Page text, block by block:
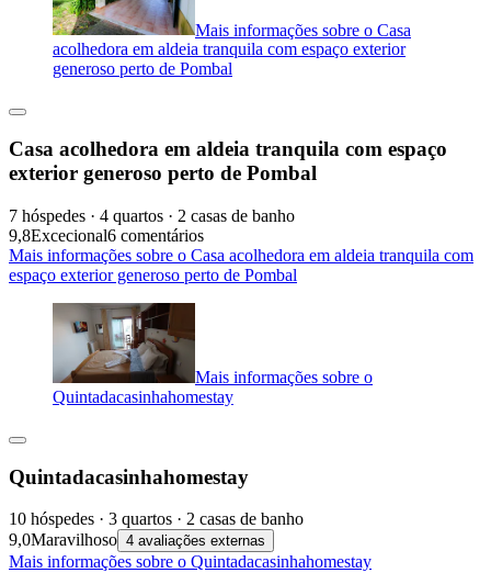
Mais informações sobre o Casa
acolhedora em aldeia tranquila com espaço exterior
generoso perto de Pombal
Casa acolhedora em aldeia tranquila com espaço
exterior generoso perto de Pombal
7 hóspedes · 4 quartos · 2 casas de banho
9,8Excecional6 comentários
Mais informações sobre o Casa acolhedora em aldeia tranquila com
espaço exterior generoso perto de Pombal
Mais informações sobre o
Quintadacasinhahomestay
Quintadacasinhahomestay
10 hóspedes · 3 quartos · 2 casas de banho
9,0Maravilhoso 4 avaliações externas
Mais informações sobre o Quintadacasinhahomestay